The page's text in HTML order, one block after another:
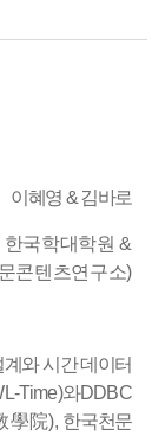
이혜영 & 김바로
국학대학원 &
콘텐츠연구소)
와 시간 데이터
Time)와DDBC
學院), 한국천문